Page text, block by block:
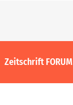
Zeitschrift FORUM